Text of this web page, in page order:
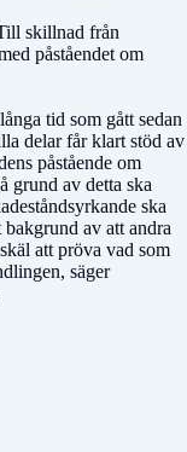
skillnad från
påståendet om
tid som gått sedan
delar får klart stöd av
påstående om
grund av detta ska
ska
av att andra
att pröva vad som
säger